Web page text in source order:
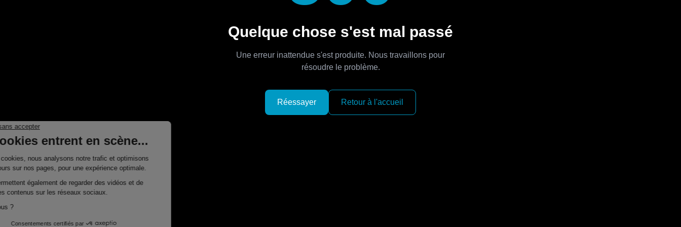
Quelque chose s'est mal passé
Une erreur inattendue s'est produite. Nous travaillons pour
résoudre le problème.
Réessayer Retour à l'accueil